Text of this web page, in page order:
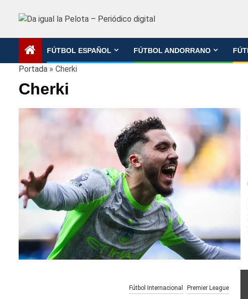
FÚTBOL ESPAÑOL FÚTBOL ANDORRANO
Portada » Cherki
Cherki
Fútbol Internacional Premier League